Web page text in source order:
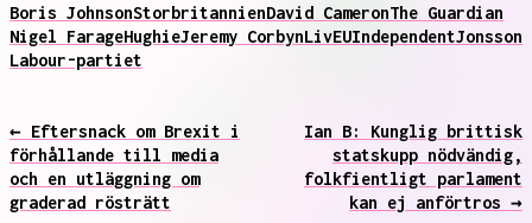
Boris JohnsonStorbritannienDavid CameronThe Guardian
Nigel FarageHughieJeremy CorbynLivEUIndependentJonsson
Labour-partiet
← Eftersnack om Brexit i
förhållande till media
och en utläggning om
graderad rösträtt
Ian B: Kunglig brittisk
statskupp nödvändig,
folkfientligt parlament
kan ej anförtros →